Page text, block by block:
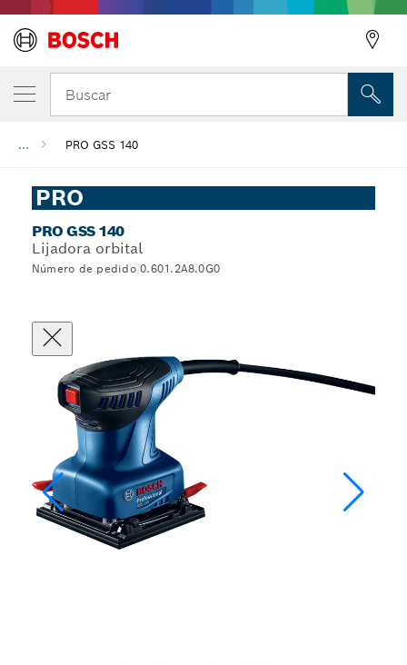
Buscar
... PRO GSS 140
PRO
PRO GSS 140
Lijadora orbital
Número de pedido 0.601.2A8.0G0